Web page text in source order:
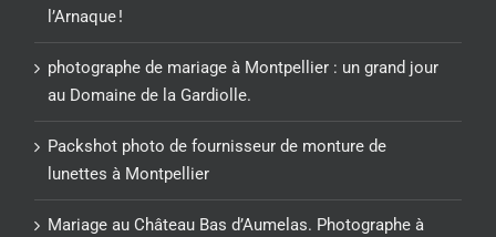
l’Arnaque !
photographe de mariage à Montpellier : un grand jour
au Domaine de la Gardiolle.
Packshot photo de fournisseur de monture de
lunettes à Montpellier
Mariage au Château Bas d’Aumelas. Photographe à